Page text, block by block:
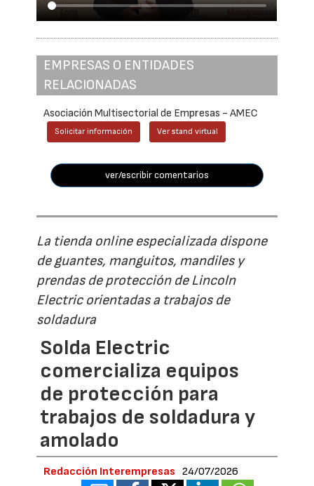
EMPRESAS O ENTIDADES
RELACIONADAS
Asociación Multisectorial de Empresas - AMEC
Solicitar información Ver stand virtual
ver/escribir comentarios
La tienda online especializada dispone
de guantes, manguitos, mandiles y
prendas de protección de Lincoln
Electric orientadas a trabajos de
soldadura
Solda Electric
comercializa equipos
de protección para
trabajos de soldadura y
amolado
Redacción Interempresas 24/07/2026